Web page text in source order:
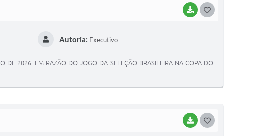
BAIXAR
I
Autoria: Executivo
DE 2026, EM RAZÃO DO JOGO DA SELEÇÃO BRASILEIRA NA COPA DO
BAIXAR